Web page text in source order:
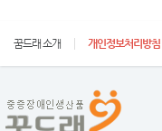
꿈드래 소개 개인정보처리방침